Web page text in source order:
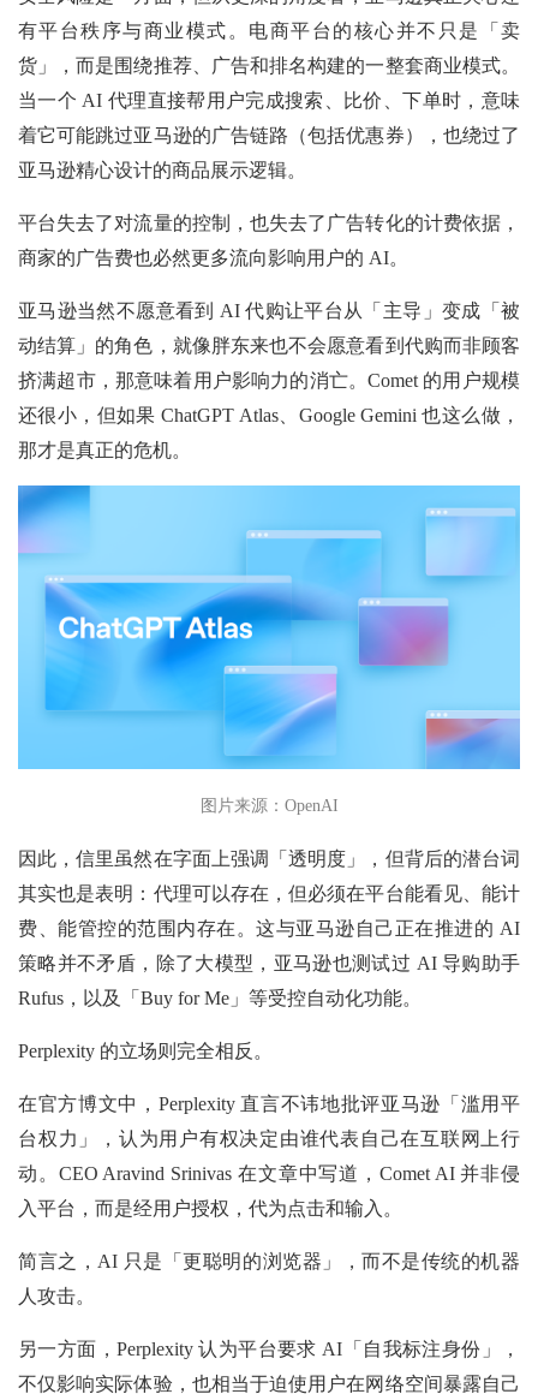
有平台秩序与商业模式。电商平台的核心并不只是「卖
货」，而是围绕推荐、广告和排名构建的一整套商业模式。
当一个 AI 代理直接帮用户完成搜索、比价、下单时，意味
着它可能跳过亚马逊的广告链路（包括优惠券），也绕过了
亚马逊精心设计的商品展示逻辑。
平台失去了对流量的控制，也失去了广告转化的计费依据，
商家的广告费也必然更多流向影响用户的 AI。
亚马逊当然不愿意看到 AI 代购让平台从「主导」变成「被
动结算」的角色，就像胖东来也不会愿意看到代购而非顾客
挤满超市，那意味着用户影响力的消亡。Comet 的用户规模
还很小，但如果 ChatGPT Atlas、Google Gemini 也这么做，
那才是真正的危机。
图片来源：OpenAI
因此，信里虽然在字面上强调「透明度」，但背后的潜台词
其实也是表明：代理可以存在，但必须在平台能看见、能计
费、能管控的范围内存在。这与亚马逊自己正在推进的 AI
策略并不矛盾，除了大模型，亚马逊也测试过 AI 导购助手
Rufus，以及「Buy for Me」等受控自动化功能。
Perplexity 的立场则完全相反。
在官方博文中，Perplexity 直言不讳地批评亚马逊「滥用平
台权力」，认为用户有权决定由谁代表自己在互联网上行
动。CEO Aravind Srinivas 在文章中写道，Comet AI 并非侵
入平台，而是经用户授权，代为点击和输入。
简言之，AI 只是「更聪明的浏览器」，而不是传统的机器
人攻击。
另一方面，Perplexity 认为平台要求 AI「自我标注身份」，
不仅影响实际体验，也相当于迫使用户在网络空间暴露自己